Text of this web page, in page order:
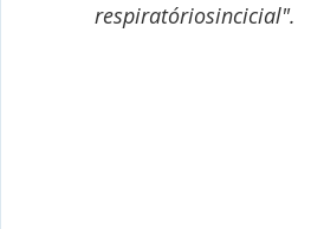
respiratóriosincicial".